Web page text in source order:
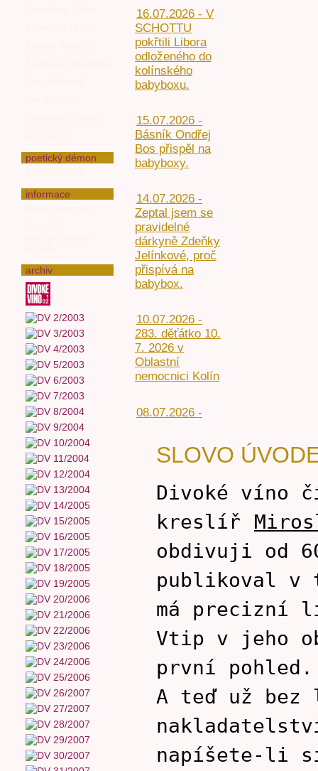
poetický démon
informace
archiv
16.07.2026 - V
SCHOTTU
pokřtili Libora
odloženého do
kolínského
babyboxu.
15.07.2026 -
Básník Ondřej
Bos přispěl na
babyboxy.
14.07.2026 -
Zeptal jsem se
pravidelné
dárkyně Zdeňky
Jelínkové, proč
přispívá na
babybox.
10.07.2026 -
283. děťátko 10.
7. 2026 v
Oblastní
nemocnici Kolín
08.07.2026 -
SLOVO
Divoké víno
kreslíř
obdivuji od
publikoval v
má precizní
Vtip v jeho
první
A teď už bez
napíšete-li